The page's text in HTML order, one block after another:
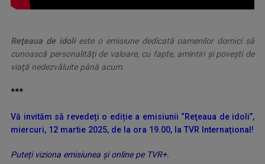
Reţeaua de idoli este o emisiune dedicată oamenilor dornici să
cunoască personalităţi de valoare, cu fapte, amintiri şi poveşti de
viaţă nedezvăluite până acum.
***
Vă invităm să revedeți o ediție a emisiunii “Reţeaua de idoli”,
miercuri, 12 martie 2025, de la ora 19.00, la TVR Internațional!
Puteți viziona emisiunea și online pe TVR+.